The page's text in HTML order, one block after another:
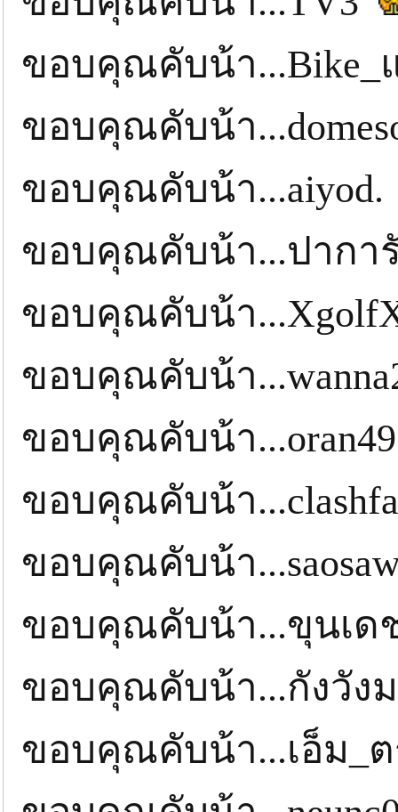
ขอบคุณคับน้า
ขอบคุณคับน้า
ขอบคุณคับน้า
ขอบคุณคับน้า...ปากา
ขอบคุณคับน้า
ขอบคุณคับน้า
ขอบคุณคับน้า
ขอบคุณคับน้า
ขอบคุณคับน้า
ขอบคุณคับน้า...ขุนเ
ขอบคุณคับน้า...กังวัง
ขอบคุณคับน้า...เอ็ม_